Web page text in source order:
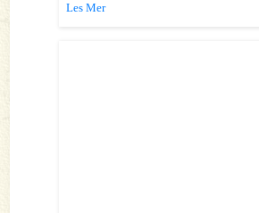
Les Mer